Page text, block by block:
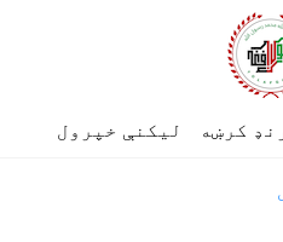
کرښه لیکنې خپرول